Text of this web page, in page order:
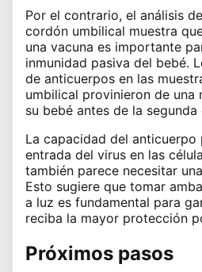
Por el contrario, el análisis
cordón umbilical muestra
una vacuna es importante
inmunidad pasiva del bebé.
de anticuerpos en las
umbilical provinieron de una
su bebé antes de la segunda
La capacidad del anticuerpo
entrada del virus en las
también parece necesitar
Esto sugiere que tomar
a luz es fundamental para
reciba la mayor protección
Próximos pasos